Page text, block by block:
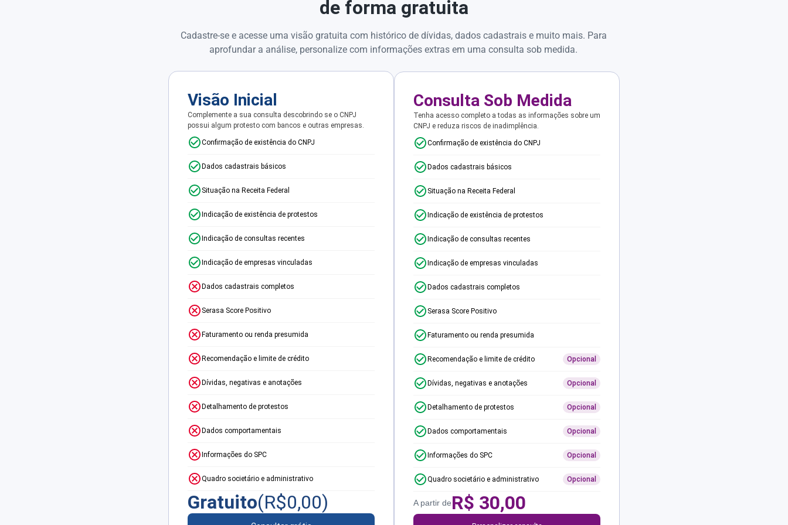
de forma gratuita
Cadastre-se e acesse uma visão gratuita com histórico de dívidas, dados cadastrais e muito mais. Para
aprofundar a análise, personalize com informações extras em uma consulta sob medida.
Visão Inicial
Complemente a sua consulta descobrindo se o CNPJ
possui algum protesto com bancos e outras empresas.
Confirmação de existência do CNPJ
Dados cadastrais básicos
Situação na Receita Federal
Indicação de existência de protestos
Indicação de consultas recentes
Indicação de empresas vinculadas
Dados cadastrais completos
Serasa Score Positivo
Faturamento ou renda presumida
Recomendação e limite de crédito
Dívidas, negativas e anotações
Detalhamento de protestos
Dados comportamentais
Informações do SPC
Quadro societário e administrativo
Gratuito(R$0,00)
Consulta Sob Medida
Tenha acesso completo a todas as informações sobre um
CNPJ e reduza riscos de inadimplência.
Confirmação de existência do CNPJ
Dados cadastrais básicos
Situação na Receita Federal
Indicação de existência de protestos
Indicação de consultas recentes
Indicação de empresas vinculadas
Dados cadastrais completos
Serasa Score Positivo
Faturamento ou renda presumida
Recomendação e limite de crédito Opcional
Dívidas, negativas e anotações Opcional
Detalhamento de protestos Opcional
Dados comportamentais Opcional
Informações do SPC Opcional
Quadro societário e administrativo Opcional
A partir deR$ 30,00